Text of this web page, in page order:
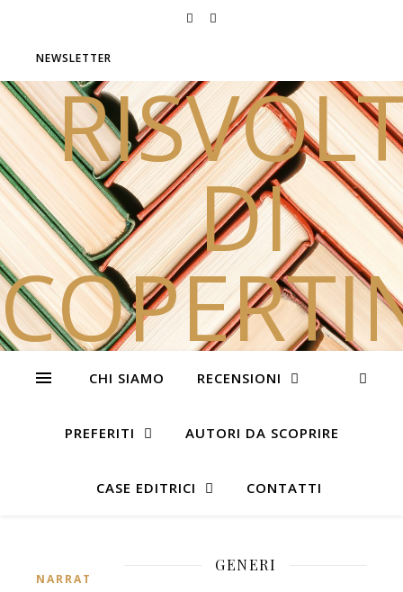
NEWSLETTER
DI
Due sorelle e tanti libri
CHI SIAMO RECENSIONI
PREFERITI AUTORI DA SCOPRIRE
CASE EDITRICI CONTATTI
NARRATIVA
GENERI